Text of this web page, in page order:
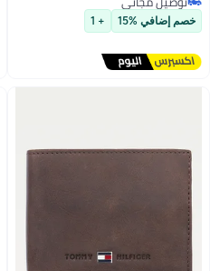
توصيل مجاني
خصم إضافي %15 + 1